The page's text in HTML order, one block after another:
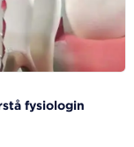
fysiologin